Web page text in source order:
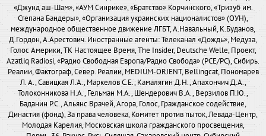
«Джунд аш-Шам», «АУМ Синрике», «Братство» Корчинского, «Тризуб им.
Степана Бандеры», «Организация украинских националистов» (ОУН),
международное общественное движение ЛГБТ, А.Навальный, К.Буданов,
Д.Гордон, А.Арестович. Иностранные агенты: Телеканал «Дождь», Медуза,
Голос Америки, ТК Настоящее Время, The Insider, Deutsche Welle, Проект,
Azatliq Radiosi, «Радио Свободная Европа/Радио Свобода» (PCE/PC), Сибирь.
Реалии, Фактограф, Север. Реалии, MEDIUM-ORIENT, Bellingcat, Пономарев
Л. А., Савицкая Л.А., Маркелов С.Е., Камалягин Д.Н., Апахончич Д.А.,
Толоконникова Н.А., Гельман М.А., Шендерович В.А., Верзилов П.Ю.,
Баданин Р.С., Альянс Врачей, Агора, Голос, Гражданское содействие,
Династия (фонд), За права человека, Комитет против пыток, Левада-Центр,
Молодая Карелия, Московская школа гражданского просвещения,